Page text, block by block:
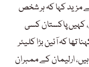
مزید کہا کہ ہر شخص
کہیں پاکستان کسی
تھا کہ آئین بڑا کلیئر
ارلیمان کے ممبران